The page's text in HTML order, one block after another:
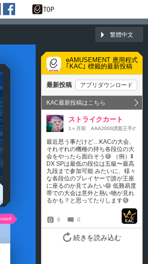
繁體中文
eAMUSEMENT 應用程式
｢KAC｣ 標籤的最新投稿